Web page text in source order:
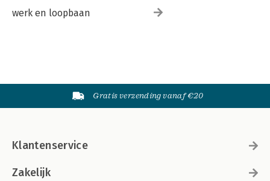
werk en loopbaan
Gratis verzending vanaf €20
Klantenservice
Zakelijk